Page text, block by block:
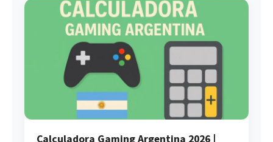
Calculadora Gaming Argentina 2026 |